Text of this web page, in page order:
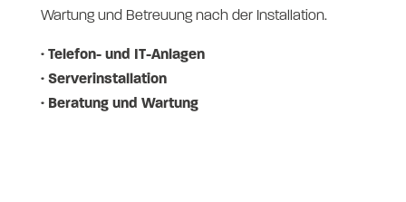
Wartung und Betreuung nach der Installation.
· Telefon- und IT-Anlagen
· Serverinstallation
· Beratung und Wartung